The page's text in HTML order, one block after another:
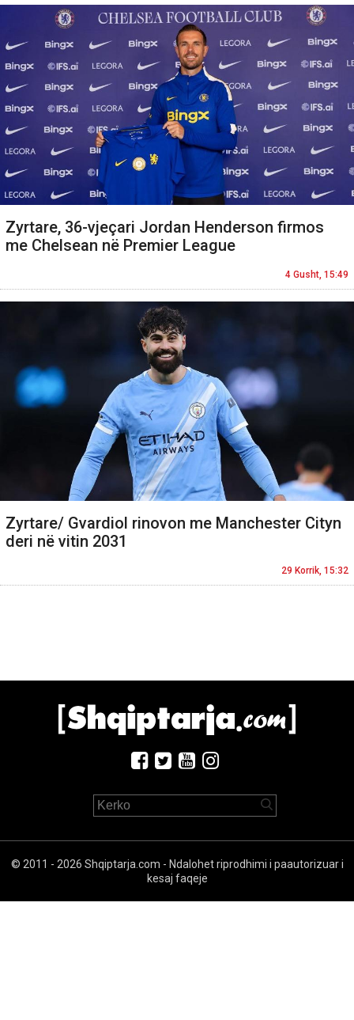
Zyrtare, 36-vjeçari Jordan Henderson firmos
me Chelsean në Premier League
4 Gusht, 15:49
Zyrtare/ Gvardiol rinovon me Manchester Cityn
deri në vitin 2031
29 Korrik, 15:32
© 2011 - 2026 Shqiptarja.com - Ndalohet riprodhimi i paautorizuar i
kesaj faqeje